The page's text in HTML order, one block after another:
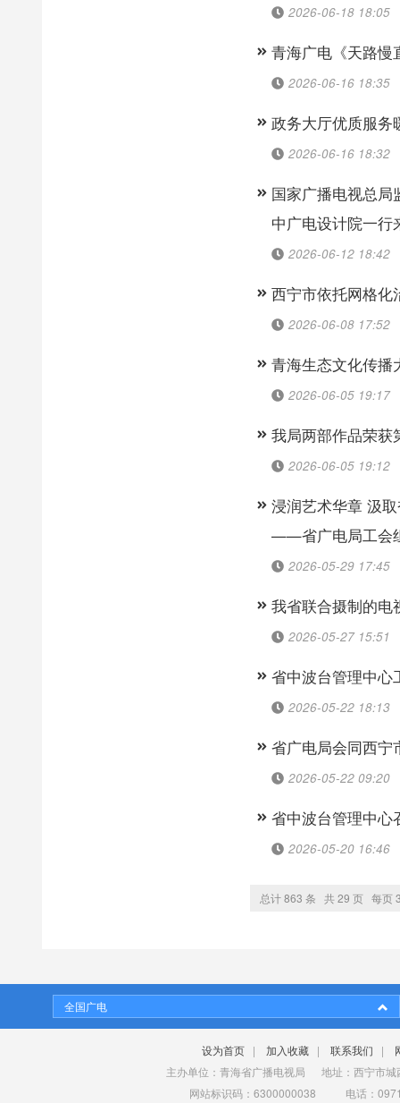
2026-06-18 18:05
青海广电《天路慢
2026-06-16 18:35
政务大厅优质服务
2026-06-16 18:32
国家广播电视总局
中广电设计院一行
2026-06-12 18:42
西宁市依托网格化
2026-06-08 17:52
青海生态文化传播
2026-06-05 19:17
我局两部作品荣获
2026-06-05 19:12
浸润艺术华章 汲
——省广电局工会
2026-05-29 17:45
我省联合摄制的电
2026-05-27 15:51
省中波台管理中心
2026-05-22 18:13
省广电局会同西宁
2026-05-22 09:20
省中波台管理中心
2026-05-20 16:46
总计 863 条 共 29 页 每页
全国广电
设为首页 | 加入收藏 | 联系我们 |
主办单位：青海省广播电视局 地址：西宁市城
网站标识码：6300000038 电话：